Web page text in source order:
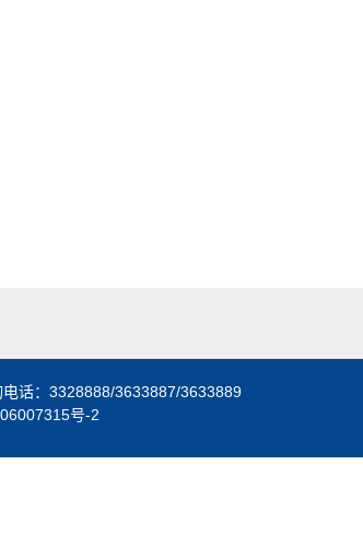
话：3328888/3633887/3633889
号-2